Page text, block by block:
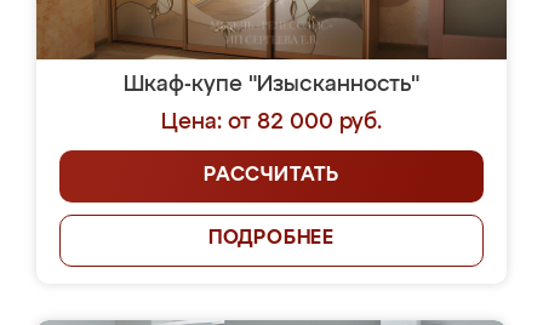
Шкаф-купе "Изысканность"
Цена: от 82 000 руб.
РАССЧИТАТЬ
ПОДРОБНЕЕ